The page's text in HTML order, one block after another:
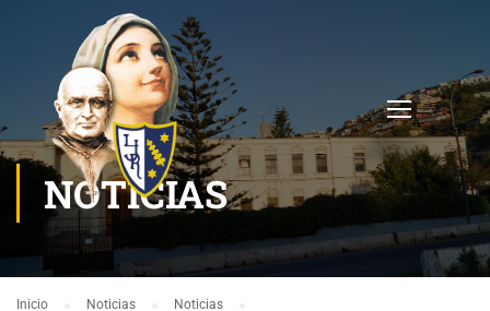
NOTICIAS
Inicio Noticias
Noticias